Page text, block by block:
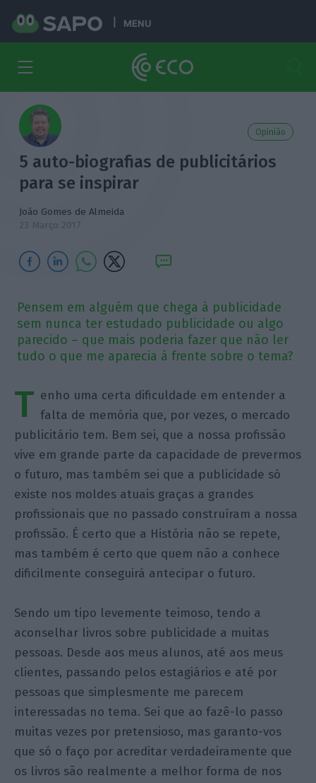
MENU
Opinião
5 auto-biografias de publicitários
para se inspirar
João Gomes de Almeida
23 Março 2017
Pensem em alguém que chega à publicidade
sem nunca ter estudado publicidade ou algo
parecido – que mais poderia fazer que não ler
tudo o que me aparecia à frente sobre o tema?
T enho uma certa dificuldade em entender a
falta de memória que, por vezes, o mercado
publicitário tem. Bem sei, que a nossa profissão
vive em grande parte da capacidade de prevermos
o futuro, mas também sei que a publicidade só
existe nos moldes atuais graças a grandes
profissionais que no passado construíram a nossa
profissão. É certo que a História não se repete,
mas também é certo que quem não a conhece
dificilmente conseguirá antecipar o futuro.
Sendo um tipo levemente teimoso, tendo a
aconselhar livros sobre publicidade a muitas
pessoas. Desde aos meus alunos, até aos meus
clientes, passando pelos estagiários e até por
pessoas que simplesmente me parecem
interessadas no tema. Sei que ao fazê-lo passo
muitas vezes por pretensioso, mas garanto-vos
que só o faço por acreditar verdadeiramente que
os livros são realmente a melhor forma de nos